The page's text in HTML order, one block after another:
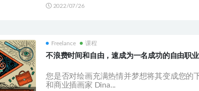
2022/07/26
Freelance 课程
不浪费时间和自由，速成为一名成功的自由职
您是否对绘画充满热情并梦想将其变成您的
和商业插画家 Dina...